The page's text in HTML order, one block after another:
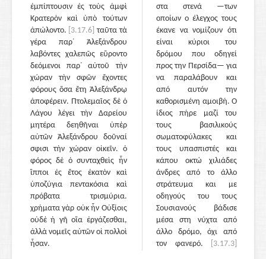
ἐμπίπτουσιν ἐς τοὺς ἀμφὶ
Κρατερὸν καὶ ὑπὸ τούτων
ἀπώλοντο. [3.17.6] ταῦτα τὰ
γέρα παρ᾽ Ἀλεξάνδρου
λαβόντες χαλεπῶς εὕροντο
δεόμενοι παρ᾽ αὐτοῦ τὴν
χώραν τὴν σφῶν ἔχοντες
φόρους ὅσα ἔτη Ἀλεξάνδρῳ
ἀποφέρειν. Πτολεμαῖος δὲ ὁ
Λάγου λέγει τὴν Δαρείου
μητέρα δεηθῆναι ὑπὲρ
αὐτῶν Ἀλεξάνδρου δοῦναί
σφισι τὴν χώραν οἰκεῖν. ὁ
φόρος δὲ ὁ συνταχθεὶς ἦν
ἵπποι ἐς ἔτος ἑκατὸν καὶ
ὑποζύγια πεντακόσια καὶ
πρόβατα τρισμύρια.
χρήματα γὰρ οὐκ ἦν Οὐξίοις
οὐδὲ ἡ γῆ οἵα ἐργάζεσθαι,
ἀλλὰ νομεῖς αὐτῶν οἱ πολλοὶ
ἦσαν.
στα στενά —των
οποίων ο έλεγχος τους
έκανε να νομίζουν ότι
είναι κύριοι του
δρόμου που οδηγεί
προς την Περσίδα— για
να παραλάβουν και
από αυτόν την
καθορισμένη αμοιβή. Ο
ίδιος πήρε μαζί του
τους βασιλικούς
σωματοφύλακες και
τους υπασπιστές και
κάπου οκτώ χιλιάδες
άνδρες από το άλλο
στράτευμα και με
οδηγούς του τους
Σουσιανούς βάδισε
μέσα στη νύχτα από
άλλο δρόμο, όχι από
τον φανερό.
[3.17.3]